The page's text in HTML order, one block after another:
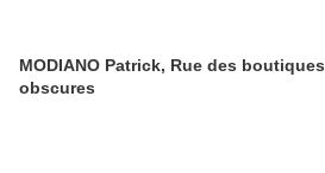
MODIANO Patrick, Rue des boutiques
obscures